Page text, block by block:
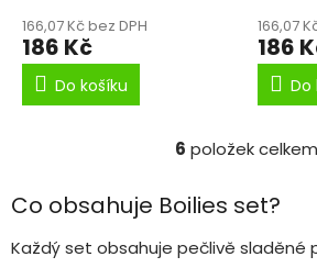
166,07 Kč bez DPH
186 Kč
Do košíku
166,07
186
Do
O
l
á
d
a
6 položek celkem
Co obsahuje Boilies set?
Každý set obsahuje pečlivě sladěné